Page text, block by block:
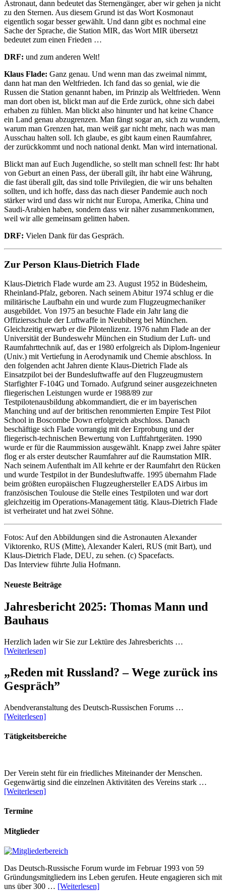
Astronaut, dann bedeutet das Sternengänger, aber wir gehen ja nicht
zu den Sternen. Aus diesem Grund ist das Wort Kosmonaut
eigentlich sogar besser gewählt. Und dann gibt es nochmal eine
Sache der Sprache, die Station MIR, das Wort MIR übersetzt
bedeutet zum einen Frieden …
DRF: und zum anderen Welt!
Klaus Flade: Ganz genau. Und wenn man das zweimal nimmt,
dann hat man den Weltfrieden. Ich fand das so genial, wie die
Russen die Station genannt haben, im Prinzip als Weltfrieden. Wenn
man dort oben ist, blickt man auf die Erde zurück, ohne sich dabei
erhaben zu fühlen. Man blickt also hinunter und hat keine Chance
ein Land genau abzugrenzen. Man fängt sogar an, sich zu wundern,
warum man Grenzen hat, man weiß gar nicht mehr, nach was man
Ausschau halten soll. Ich glaube, es gibt kaum einen Raumfahrer,
der zurückkommt und noch national denkt. Man wird international.
Blickt man auf Euch Jugendliche, so stellt man schnell fest: Ihr habt
von Geburt an einen Pass, der überall gilt, ihr habt eine Währung,
die fast überall gilt, das sind tolle Privilegien, die wir uns behalten
sollten, und ich hoffe, dass das nach dieser Pandemie auch noch
stärker wird und dass wir nicht nur Europa, Amerika, China und
Saudi-Arabien haben, sondern dass wir näher zusammenkommen,
weil wir alle gemeinsam gelitten haben.
DRF: Vielen Dank für das Gespräch.
Zur Person Klaus-Dietrich Flade
Klaus-Dietrich Flade wurde am 23. August 1952 in Büdesheim,
Rheinland-Pfalz, geboren. Nach seinem Abitur 1974 schlug er die
militärische Laufbahn ein und wurde zum Flugzeugmechaniker
ausgebildet. Von 1975 an besuchte Flade ein Jahr lang die
Offiziersschule der Luftwaffe in Neubiberg bei München.
Gleichzeitig erwarb er die Pilotenlizenz. 1976 nahm Flade an der
Universität der Bundeswehr München ein Studium der Luft- und
Raumfahrttechnik auf, das er 1980 erfolgreich als Diplom-Ingenieur
(Univ.) mit Vertiefung in Aerodynamik und Chemie abschloss. In
den folgenden acht Jahren diente Klaus-Dietrich Flade als
Einsatzpilot bei der Bundesluftwaffe auf den Flugzeugmustern
Starfighter F-104G und Tornado. Aufgrund seiner ausgezeichneten
fliegerischen Leistungen wurde er 1988/89 zur
Testpilotenausbildung abkommandiert, die er im bayerischen
Manching und auf der britischen renommierten Empire Test Pilot
School in Boscombe Down erfolgreich abschloss. Danach
beschäftige sich Flade vorrangig mit der Erprobung und der
fliegerisch-technischen Bewertung von Luftfahrtgeräten. 1990
wurde er für die Raummission ausgewählt. Knapp zwei Jahre später
flog er als erster deutscher Raumfahrer auf die Raumstation MIR.
Nach seinem Aufenthalt im All kehrte er der Raumfahrt den Rücken
und wurde Testpilot in der Bundesluftwaffe. 1995 übernahm Flade
beim größten europäischen Flugzeughersteller EADS Airbus im
französischen Toulouse die Stelle eines Testpiloten und war dort
gleichzeitig im Operations-Management tätig. Klaus-Dietrich Flade
ist verheiratet und hat zwei Söhne.
Fotos: Auf den Abbildungen sind die Astronauten Alexander
Viktorenko, RUS (Mitte), Alexander Kaleri, RUS (mit Bart), und
Klaus-Dietrich Flade, DEU, zu sehen. (c) Spacefacts.
Das Interview führte Julia Hofmann.
Neueste Beiträge
Jahresbericht 2025: Thomas Mann und
Bauhaus
Herzlich laden wir Sie zur Lektüre des Jahresberichts …
[Weiterlesen]
„Reden mit Russland? – Wege zurück ins
Gespräch”
Abendveranstaltung des Deutsch-Russischen Forums …
[Weiterlesen]
Tätigkeitsbereiche
Der Verein steht für ein friedliches Miteinander der Menschen.
Gegenwärtig sind die einzelnen Aktivitäten des Vereins stark …
[Weiterlesen]
Termine
Mitglieder
Das Deutsch-Russische Forum wurde im Februar 1993 von 59
Gründungsmitgliedern ins Leben gerufen. Heute engagieren sich mit
uns über 300 … [Weiterlesen]